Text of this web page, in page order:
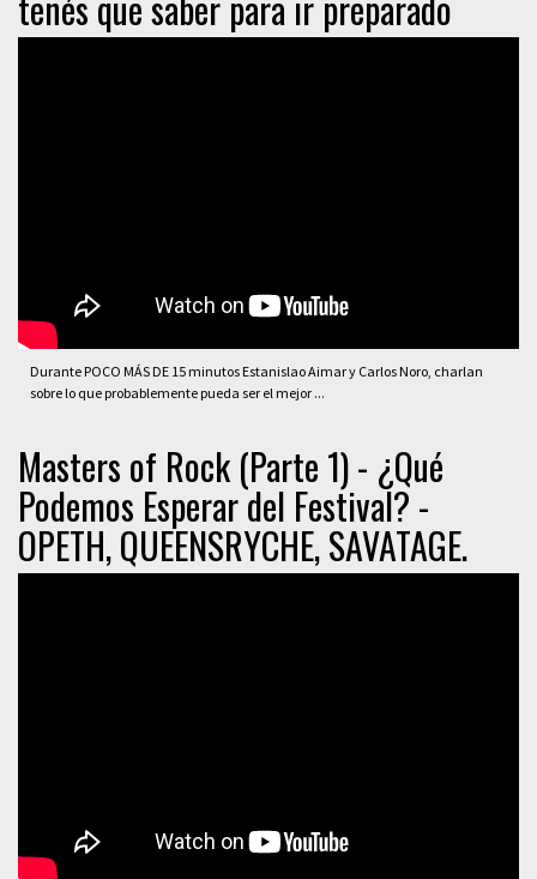
Durante POCO MÁS DE 15 minutos Estanislao Aimar y Carlos Noro, charlan
sobre lo que probablemente pueda ser el mejor ...
Masters of Rock (Parte 1) - ¿Qué
Podemos Esperar del Festival? -
OPETH, QUEENSRYCHE, SAVATAGE.